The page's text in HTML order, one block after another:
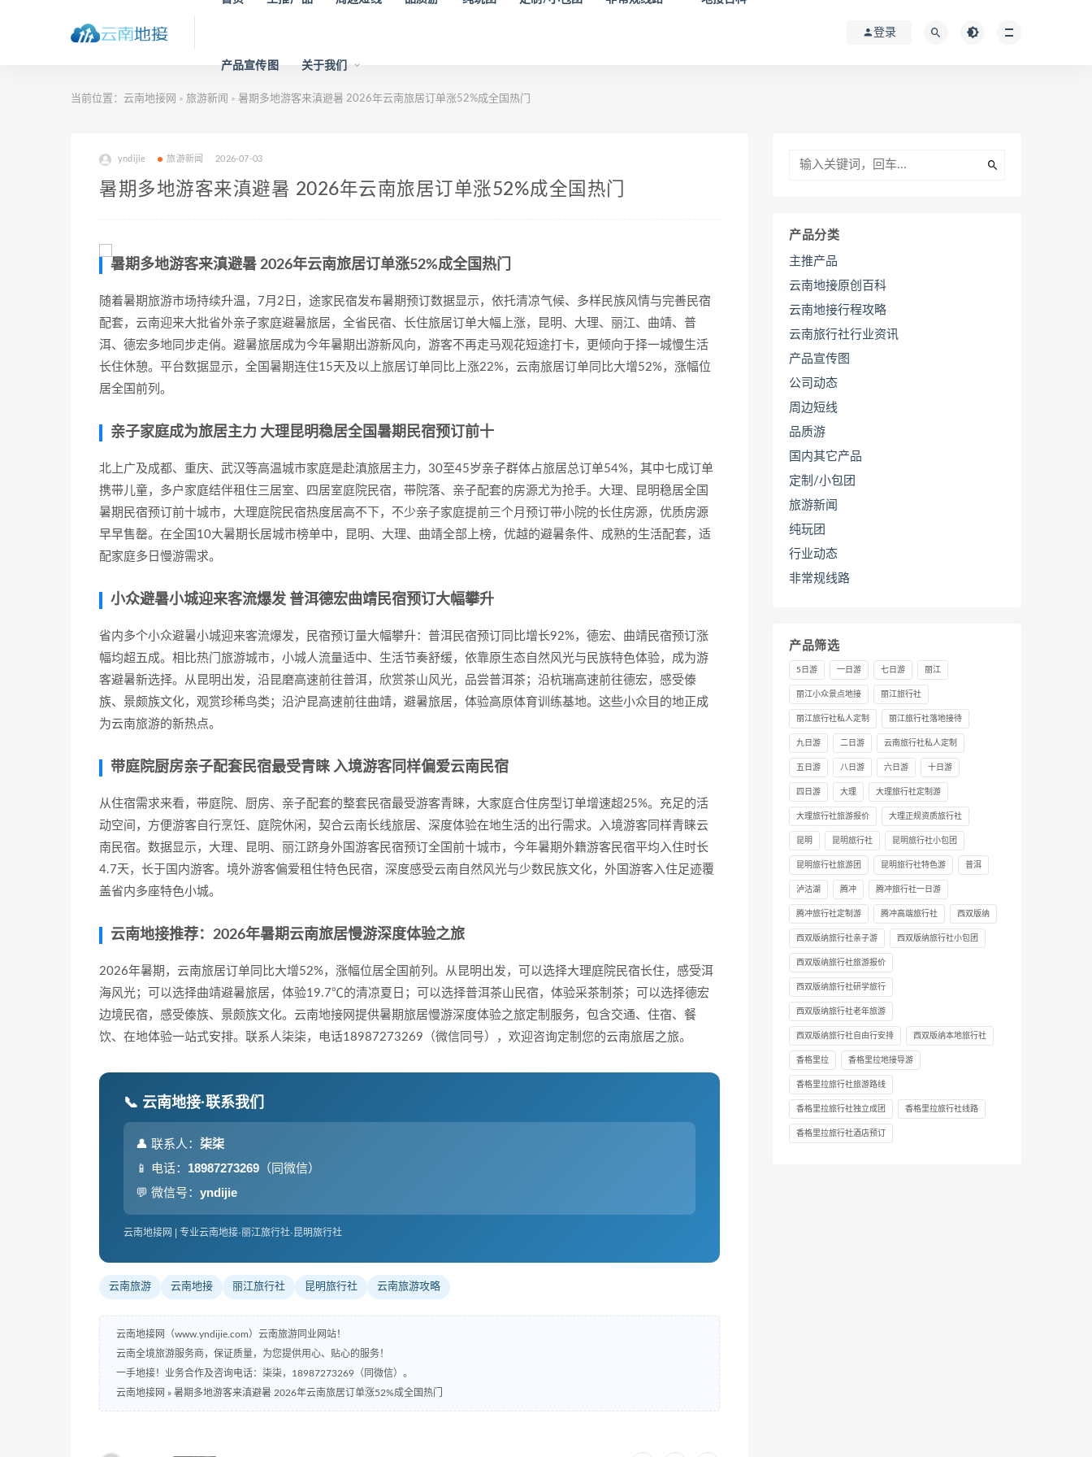
产品宣传图 关于我们
登录
当前位置： 云南地接网 > 旅游新闻 > 暑期多地游客来滇避暑 2026年云南旅居订单涨52%成全国热门
yndijie 旅游新闻 2026-07-03
暑期多地游客来滇避暑 2026年云南旅居订单涨52%成全国热门
暑期多地游客来滇避暑 2026年云南旅居订单涨52%成全国热门
随着暑期旅游市场持续升温，7月2日，途家民宿发布暑期预订数据显示，依托清凉气候、多样民族风情与完善民宿
配套，云南迎来大批省外亲子家庭避暑旅居，全省民宿、长住旅居订单大幅上涨，昆明、大理、丽江、曲靖、普
洱、德宏多地同步走俏。避暑旅居成为今年暑期出游新风向，游客不再走马观花短途打卡，更倾向于择一城慢生活
长住休憩。平台数据显示，全国暑期连住15天及以上旅居订单同比上涨22%，云南旅居订单同比大增52%，涨幅位
居全国前列。
亲子家庭成为旅居主力 大理昆明稳居全国暑期民宿预订前十
北上广及成都、重庆、武汉等高温城市家庭是赴滇旅居主力，30至45岁亲子群体占旅居总订单54%，其中七成订单
携带儿童，多户家庭结伴租住三居室、四居室庭院民宿，带院落、亲子配套的房源尤为抢手。大理、昆明稳居全国
暑期民宿预订前十城市，大理庭院民宿热度居高不下，不少亲子家庭提前三个月预订带小院的长住房源，优质房源
早早售罄。在全国10大暑期长居城市榜单中，昆明、大理、曲靖全部上榜，优越的避暑条件、成熟的生活配套，适
配家庭多日慢游需求。
小众避暑小城迎来客流爆发 普洱德宏曲靖民宿预订大幅攀升
省内多个小众避暑小城迎来客流爆发，民宿预订量大幅攀升：普洱民宿预订同比增长92%，德宏、曲靖民宿预订涨
幅均超五成。相比热门旅游城市，小城人流量适中、生活节奏舒缓，依靠原生态自然风光与民族特色体验，成为游
客避暑新选择。从昆明出发，沿昆磨高速前往普洱，欣赏茶山风光，品尝普洱茶；沿杭瑞高速前往德宏，感受傣
族、景颇族文化，观赏珍稀鸟类；沿沪昆高速前往曲靖，避暑旅居，体验高原体育训练基地。这些小众目的地正成
为云南旅游的新热点。
带庭院厨房亲子配套民宿最受青睐 入境游客同样偏爱云南民宿
从住宿需求来看，带庭院、厨房、亲子配套的整套民宿最受游客青睐，大家庭合住房型订单增速超25%。充足的活
动空间，方便游客自行烹饪、庭院休闲，契合云南长线旅居、深度体验在地生活的出行需求。入境游客同样青睐云
南民宿。数据显示，大理、昆明、丽江跻身外国游客民宿预订全国前十城市，今年暑期外籍游客民宿平均入住时长
4.7天，长于国内游客。境外游客偏爱租住特色民宿，深度感受云南自然风光与少数民族文化，外国游客入住足迹覆
盖省内多座特色小城。
云南地接推荐：2026年暑期云南旅居慢游深度体验之旅
2026年暑期，云南旅居订单同比大增52%，涨幅位居全国前列。从昆明出发，可以选择大理庭院民宿长住，感受洱
海风光；可以选择曲靖避暑旅居，体验19.7℃的清凉夏日；可以选择普洱茶山民宿，体验采茶制茶；可以选择德宏
边境民宿，感受傣族、景颇族文化。云南地接网提供暑期旅居慢游深度体验之旅定制服务，包含交通、住宿、餐
饮、在地体验一站式安排。联系人柒柒，电话18987273269（微信同号），欢迎咨询定制您的云南旅居之旅。
📞 云南地接·联系我们
👤 联系人： 柒柒
📱 电话： 18987273269 （同微信）
💬 微信号： yndijie
云南地接网 | 专业云南地接·丽江旅行社·昆明旅行社
云南旅游 云南地接 丽江旅行社 昆明旅行社 云南旅游攻略
云南地接网（www.yndijie.com）云南旅游同业网站！
云南全境旅游服务商，保证质量，为您提供用心、贴心的服务！
一手地接！业务合作及咨询电话：柒柒，18987273269（同微信）。
云南地接网 » 暑期多地游客来滇避暑 2026年云南旅居订单涨52%成全国热门
产品分类
主推产品
云南地接原创百科
云南地接行程攻略
云南旅行社行业资讯
产品宣传图
公司动态
周边短线
品质游
国内其它产品
定制/小包团
旅游新闻
纯玩团
行业动态
非常规线路
产品筛选
5日游 一日游 七日游 丽江
丽江小众景点地接 丽江旅行社
丽江旅行社私人定制 丽江旅行社落地接待
九日游 二日游 云南旅行社私人定制
五日游 八日游 六日游 十日游
四日游 大理 大理旅行社定制游
大理旅行社旅游报价 大理正规资质旅行社
昆明 昆明旅行社 昆明旅行社小包团
昆明旅行社旅游团 昆明旅行社特色游 普洱
泸沽湖 腾冲 腾冲旅行社一日游
腾冲旅行社定制游 腾冲高端旅行社 西双版纳
西双版纳旅行社亲子游 西双版纳旅行社小包团
西双版纳旅行社旅游报价
西双版纳旅行社研学旅行
西双版纳旅行社老年旅游
西双版纳旅行社自由行安排 西双版纳本地旅行社
香格里拉 香格里拉地接导游
香格里拉旅行社旅游路线
香格里拉旅行社独立成团 香格里拉旅行社线路
香格里拉旅行社酒店预订